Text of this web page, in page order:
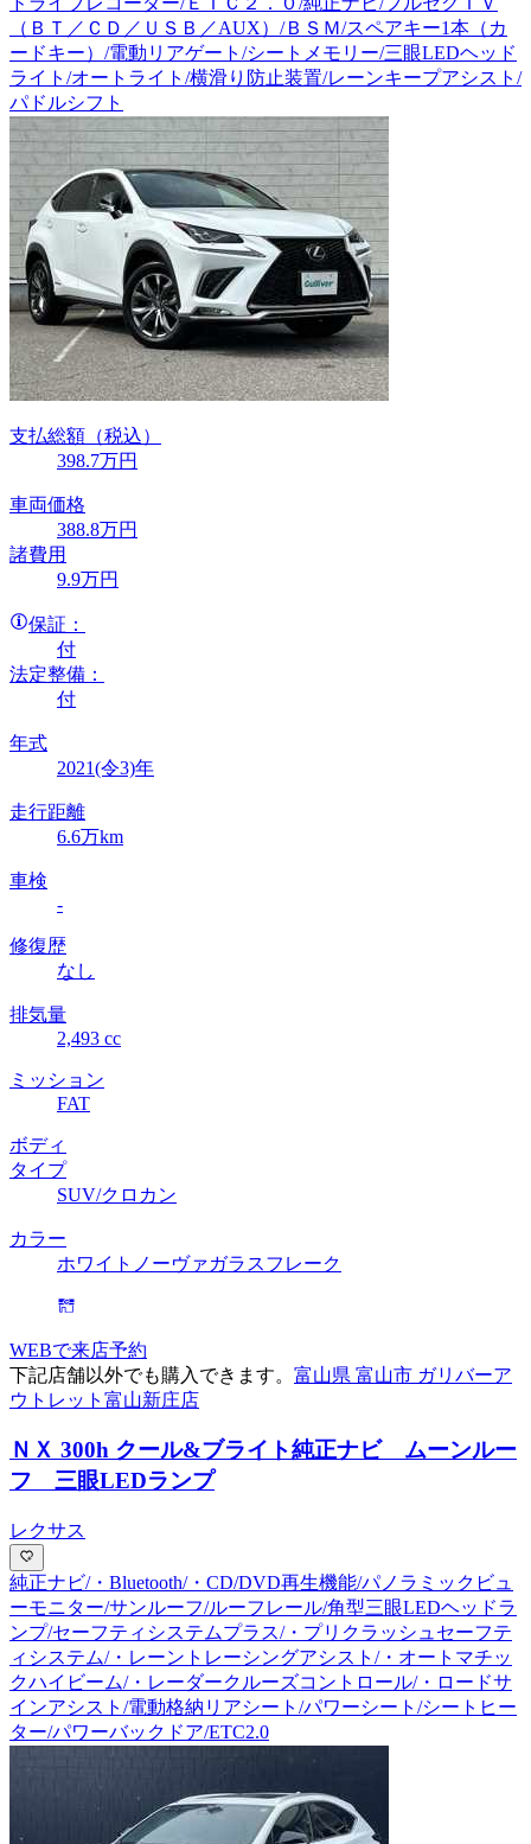
（ＢＴ／ＣＤ／ＵＳＢ／AUX）/ＢＳＭ/スペアキー1本（カ
ードキー）/電動リアゲート/シートメモリー/三眼LEDヘッド
ライト/オートライト/横滑り防止装置/レーンキープアシスト/
パドルシフト
支払総額 （税込）
398.7万円
車両価格
388.8万円
諸費用
9.9万円
保証：
付
法定整備：
付
年式
2021(令3)年
走行距離
6.6万km
車検
-
修復歴
なし
排気量
2,493 cc
ミッション
FAT
ボディ
タイプ
SUV/クロカン
カラー
ホワイトノーヴァガラスフレーク
WEBで来店予約
下記店舗以外でも購入できます。 富山県 富山市 ガリバーア
ウトレット富山新庄店
ＮＸ 300h クール&ブライト純正ナビ ムーンルー
フ 三眼LEDランプ
レクサス
純正ナビ/・Bluetooth/・CD/DVD再生機能/パノラミックビュ
ーモニター/サンルーフ/ルーフレール/角型三眼LEDヘッドラ
ンプ/セーフティシステムプラス/・プリクラッシュセーフテ
ィシステム/・レーントレーシングアシスト/・オートマチッ
クハイビーム/・レーダークルーズコントロール/・ロードサ
インアシスト/電動格納リアシート/パワーシート/シートヒー
ター/パワーバックドア/ETC2.0